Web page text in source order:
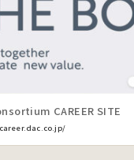
CAREER SITE